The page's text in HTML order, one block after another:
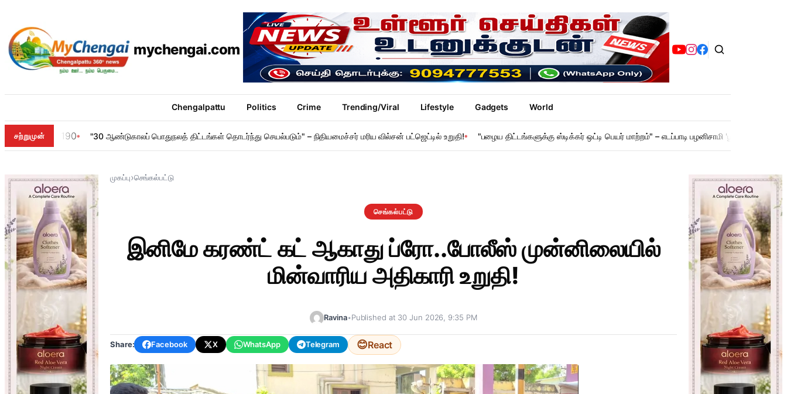
mychengai.com
Chengalpattu Politics Crime Trending/Viral Lifestyle Gadgets World
சற்றுமுன் 190 "30 ஆண்டுகாலப் பொதுநலத் திட்டங்கள் தொடர்ந்து செயல்படும்" – நிதியமைச்சர் மரிய வில்சன் பட்ஜெட்டில் உறுதி! "பழைய திட்டங்களுக்கு ஸ்டிக்கர் ஒட்டி பெயர் மாற்றம்" – எடப்பாடி பழனிசாமி 'பூஜ்ஜியம்' மார்க்!
முகப்பு›செங்கல்பட்டு
செங்கல்பட்டு
இனிமே கரண்ட் கட் ஆகாது ப்ரோ..போலீஸ் முன்னிலையில்
மின்வாரிய அதிகாரி உறுதி!
Ravina•Published at 30 Jun 2026, 9:35 PM
Share: Facebook X WhatsApp Telegram 😊React